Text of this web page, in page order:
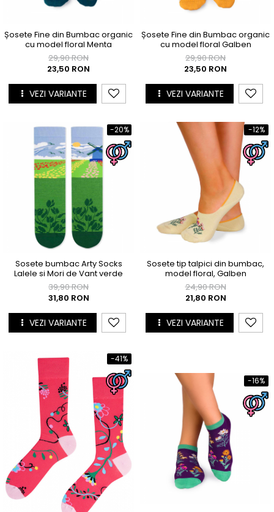
Șosete Fine din Bumbac organic
cu model floral Menta
29,90 RON
23,50 RON
VEZI VARIANTE
Șosete Fine din Bumbac organic
cu model floral Galben
29,90 RON
23,50 RON
VEZI VARIANTE
-20%
Sosete bumbac Arty Socks
Lalele si Mori de Vant verde
39,90 RON
31,80 RON
VEZI VARIANTE
-12%
Sosete tip talpici din bumbac,
model floral, Galben
24,90 RON
21,80 RON
VEZI VARIANTE
-41%
-16%